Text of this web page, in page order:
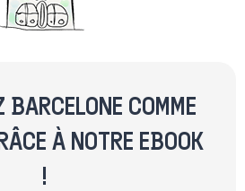
COMME
À NOTRE EBOOK
!